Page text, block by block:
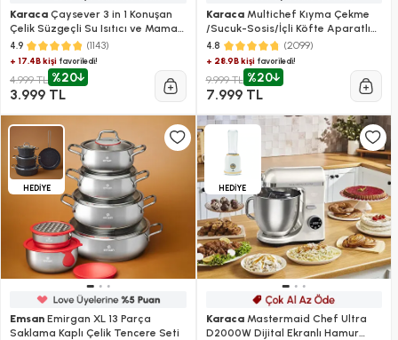
Karaca Çaysever 3 in 1 Konuşan
Çelik Süzgeçli Su Isıtıcı ve Mama
Suyu Hazırlama Cam Çay
Makinesi Black
4.9 (1143)
+ 17.4B kişi favoriledi!
4.999 TL %20
3.999 TL
KaracaMultichef Kıyma Çekme
/Sucuk-Sosis/İçli Köfte Aparatlı
Hamur Yoğurma Makinesi Shiny
Black 1900W 5,5L
4.8 (2099)
+ 28.9B kişifavoriledi!
9.999 TL %20
7.999 TL
HEDİYE
Emsan Emirgan XL 13 Parça
Saklama Kaplı Çelik Tencere Seti
HEDİYE
KaracaMastermaid Chef Ultra
D2000W Dijital Ekranlı Hamur